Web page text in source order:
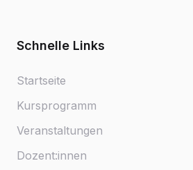
Schnelle Links
Startseite
Kursprogramm
Veranstaltungen
Dozent:innen